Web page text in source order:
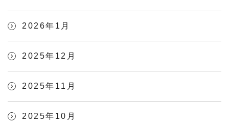
2026年1月
2025年12月
2025年11月
2025年10月